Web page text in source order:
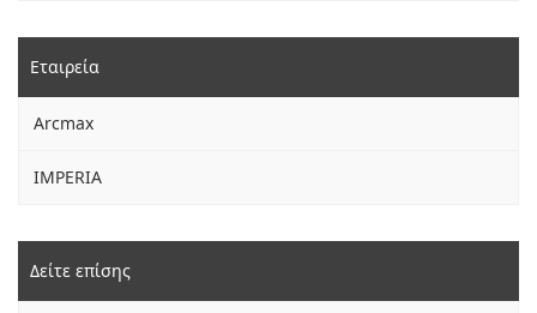
Εταιρεία
Arcmax
IMPERIA
Δείτε επίσης